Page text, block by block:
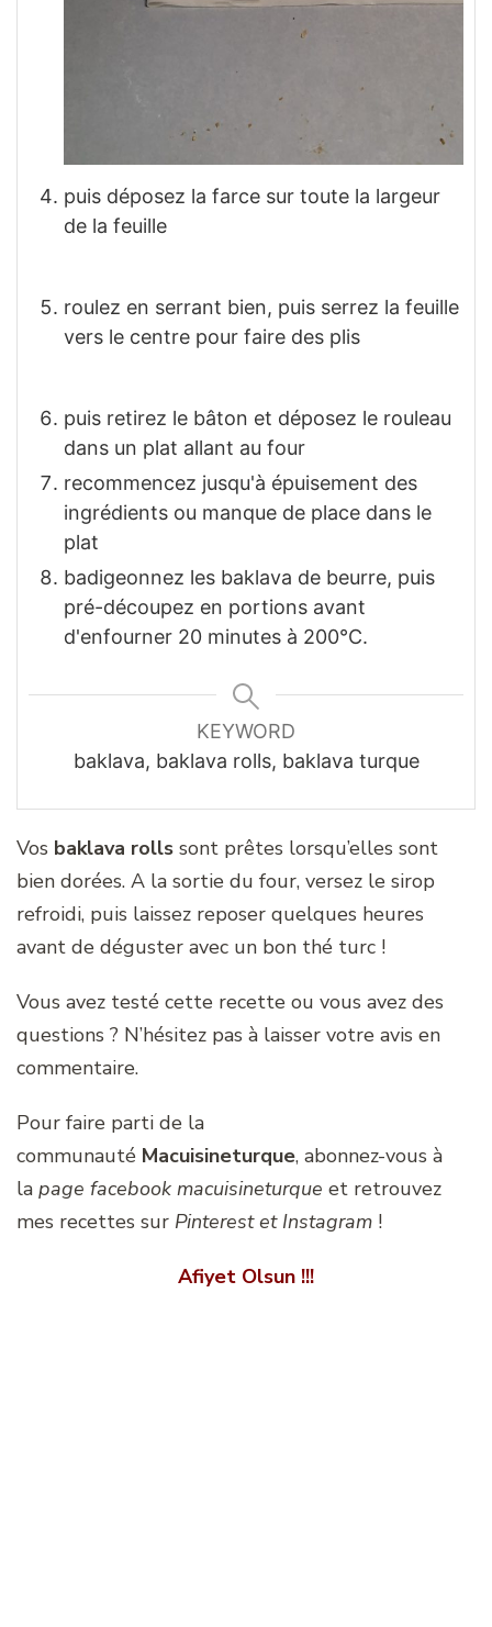
puis déposez la farce sur toute la largeur
de la feuille
roulez en serrant bien, puis serrez la feuille
vers le centre pour faire des plis
puis retirez le bâton et déposez le rouleau
dans un plat allant au four
recommencez jusqu'à épuisement des
ingrédients ou manque de place dans le
plat
badigeonnez les baklava de beurre, puis
pré-découpez en portions avant
d'enfourner 20 minutes à 200°C.
KEYWORD
baklava, baklava rolls, baklava turque
Vos baklava rolls sont prêtes lorsqu’elles sont
bien dorées. A la sortie du four, versez le sirop
refroidi, puis laissez reposer quelques heures
avant de déguster avec un bon thé turc !
Vous avez testé cette recette ou vous avez des
questions ? N’hésitez pas à laisser votre avis en
commentaire.
Pour faire parti de la
communauté Macuisineturque, abonnez-vous à
la page facebook macuisineturque et retrouvez
mes recettes sur Pinterest et Instagram !
Afiyet Olsun !!!